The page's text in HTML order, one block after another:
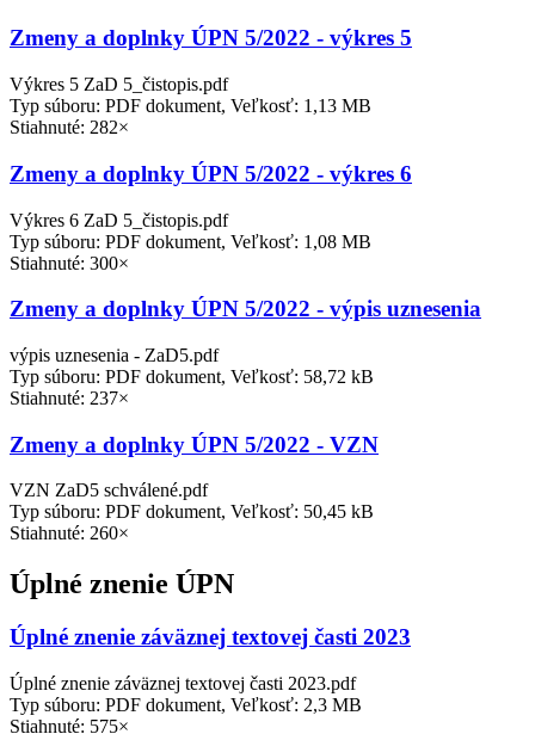
Zmeny a doplnky ÚPN 5/2022 - výkres 5
Výkres 5 ZaD 5_čistopis.pdf
Typ súboru: PDF dokument, Veľkosť: 1,13 MB
Stiahnuté: 282×
Zmeny a doplnky ÚPN 5/2022 - výkres 6
Výkres 6 ZaD 5_čistopis.pdf
Typ súboru: PDF dokument, Veľkosť: 1,08 MB
Stiahnuté: 300×
Zmeny a doplnky ÚPN 5/2022 - výpis uznesenia
výpis uznesenia - ZaD5.pdf
Typ súboru: PDF dokument, Veľkosť: 58,72 kB
Stiahnuté: 237×
Zmeny a doplnky ÚPN 5/2022 - VZN
VZN ZaD5 schválené.pdf
Typ súboru: PDF dokument, Veľkosť: 50,45 kB
Stiahnuté: 260×
Úplné znenie ÚPN
Úplné znenie záväznej textovej časti 2023
Úplné znenie záväznej textovej časti 2023.pdf
Typ súboru: PDF dokument, Veľkosť: 2,3 MB
Stiahnuté: 575×